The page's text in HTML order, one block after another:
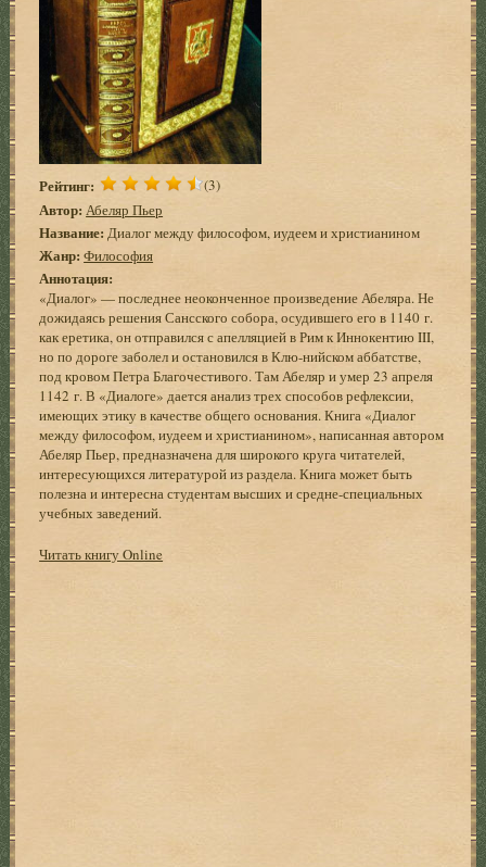
Рейтинг: (3)
Автор: Абеляр Пьер
Название: Диалог между философом, иудеем и христианином
Жанр: Философия
Аннотация:
«Диалог» — последнее неоконченное произведение Абеляра. Не
дожидаясь решения Сансского собора, осудившего его в 1140 г.
как еретика, он отправился с апелляцией в Рим к Иннокентию III,
но по дороге заболел и остановился в Клю-нийском аббатстве,
под кровом Петра Благочестивого. Там Абеляр и умер 23 апреля
1142 г. В «Диалоге» дается анализ трех способов рефлексии,
имеющих этику в качестве общего основания. Книга «Диалог
между философом, иудеем и христианином», написанная автором
Абеляр Пьер, предназначена для широкого круга читателей,
интересующихся литературой из раздела. Книга может быть
полезна и интересна студентам высших и средне-специальных
учебных заведений.
Читать книгу Online